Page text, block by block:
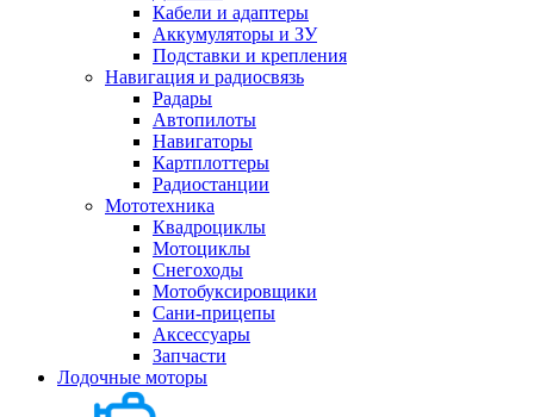
Кабели и адаптеры
Аккумуляторы и ЗУ
Подставки и крепления
Навигация и радиосвязь
Радары
Автопилоты
Навигаторы
Картплоттеры
Радиостанции
Мототехника
Квадроциклы
Мотоциклы
Снегоходы
Мотобуксировщики
Сани-прицепы
Аксессуары
Запчасти
Лодочные моторы